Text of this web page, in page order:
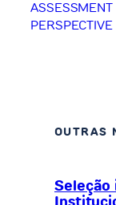
ASSESSMENT
PERSPECTIVE
OUTRAS